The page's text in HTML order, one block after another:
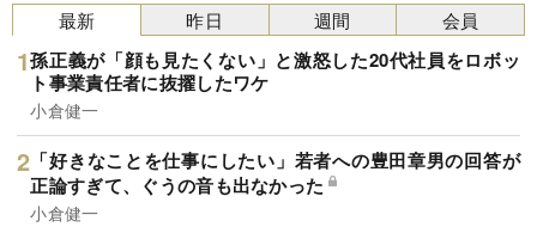
最新
孫正義が「顔も見たくない」と激怒した20代社員をロボッ
ト事業責任者に抜擢したワケ
小倉健一
「好きなことを仕事にしたい」若者への豊田章男の回答が
正論すぎて、ぐうの音も出なかった
小倉健一
昨日 週間 会員